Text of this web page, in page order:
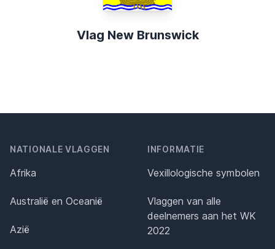
Vlag New Brunswick
NATIONALE VLAGGEN
Afrika
Australië en Oceanië
Azië
INFORMATIE
Vexillologische symbolen
Vlaggen van alle
deelnemers aan het WK
2022